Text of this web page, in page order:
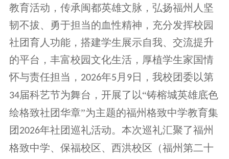
教育活动，传承闽都英雄文脉，弘扬福州人坚
韧不拔、勇于担当的血性精神，充分发挥校园
社团育人功能，搭建学生展示自我、交流提升
的平台，丰富校园文化生活，厚植学生家国情
怀与责任担当， 2026年5 月 9 日，我校团委以第
34届科艺节为舞台，开展了以“铸榕城英雄底色
绘格致社团华章”为主题的福州格致中学教育集
团 2026年社团巡礼活动。本次巡礼汇聚了福州
格致中学、保福校区、西洪校区（福州第二十